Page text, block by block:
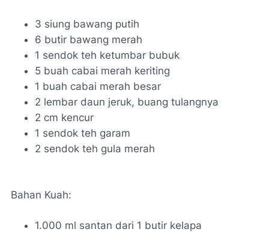
3 siung bawang putih
6 butir bawang merah
1 sendok teh ketumbar bubuk
5 buah cabai merah keriting
1 buah cabai merah besar
2 lembar daun jeruk, buang tulangnya
2 cm kencur
1 sendok teh garam
2 sendok teh gula merah
Bahan Kuah:
1.000 ml santan dari 1 butir kelapa